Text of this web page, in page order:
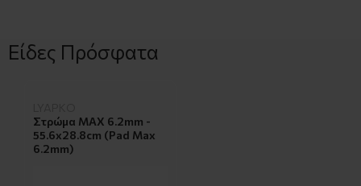
Είδες Πρόσφατα
Στρώμα MAX 6.2mm -
55.6x28.8cm (Pad Max
6.2mm)